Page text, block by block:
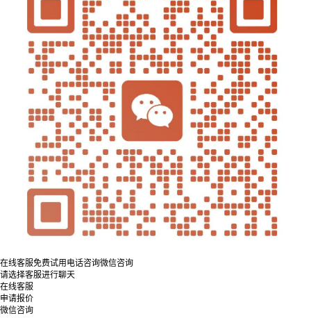
在线客服免费试用 电话咨询微信咨询
请选择客服进行聊天
在线客服
申请报价
微信咨询